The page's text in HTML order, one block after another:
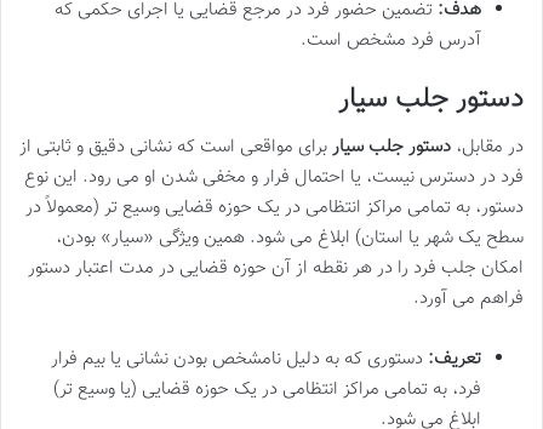
هدف: تضمین حضور فرد در مرجع قضایی یا اجرای حکمی که
آدرس فرد مشخص است.
دستور جلب سیار
در مقابل، دستور جلب سیاربرای مواقعی است که نشانی دقیق و ثابتی از
فرد در دسترس نیست، یا احتمال فرار و مخفی شدن او می رود. این نوع
دستور، به تمامی مراکز انتظامی در یک حوزه قضایی وسیع تر (معمولاً در
سطح یک شهر یا استان) ابلاغ می شود. همین ویژگی «سیار» بودن،
امکان جلب فرد را در هر نقطه از آن حوزه قضایی در مدت اعتبار دستور
فراهم می آورد.
تعریف: دستوری که به دلیل نامشخص بودن نشانی یا بیم فرار
فرد، به تمامی مراکز انتظامی در یک حوزه قضایی (یا وسیع تر)
ابلاغ می شود.